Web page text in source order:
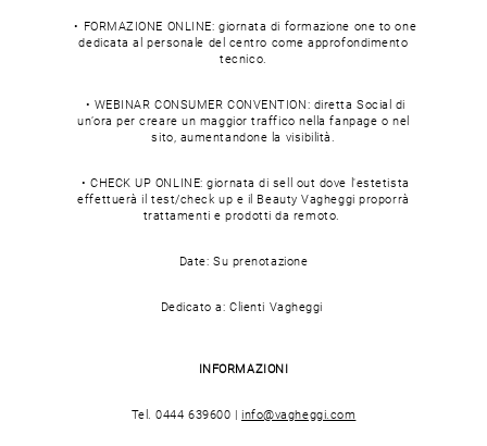
• FORMAZIONE ONLINE: giornata di formazione one to one
dedicata al personale del centro come approfondimento
tecnico.
• WEBINAR CONSUMER CONVENTION: diretta Social di
un’ora per creare un maggior traffico nella fanpage o nel
sito, aumentandone la visibilità.
• CHECK UP ONLINE: giornata di sell out dove l'estetista
effettuerà il test/check up e il Beauty Vagheggi proporrà
trattamenti e prodotti da remoto.
Date: Su prenotazione
Dedicato a: Clienti Vagheggi
INFORMAZIONI
Tel. 0444 639600 |info@vagheggi.com